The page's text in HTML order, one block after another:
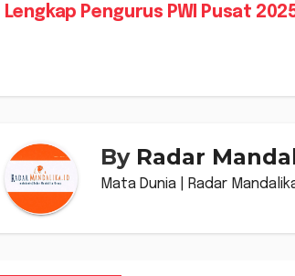
pos
Lengkap Pengurus PWI Pusat
By Radar
Mata Dunia | Radar